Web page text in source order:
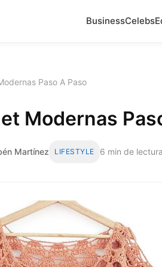
BusinessCelebs
Paso A Paso
Modernas
Martínez LIFESTYLE 6 min de lectura